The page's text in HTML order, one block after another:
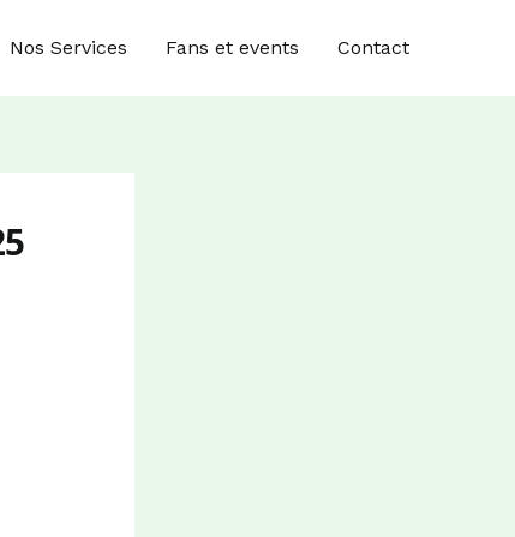
Nos Services Fans et events Contact